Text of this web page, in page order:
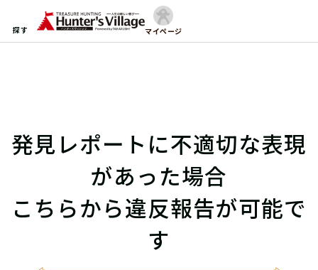
探す マイページ
発見レポートに不適切な表現
があった場合
こちらから違反報告が可能で
す